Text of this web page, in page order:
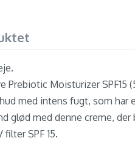
Prebiotic Moisturizer
med intens fugt, som har
glød med denne creme,
filter SPF 15.